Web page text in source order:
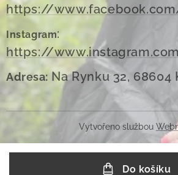
Do košíku
https://
Instagram:
https://
Adresa: Na Rynku 32, 68604
Vytvořeno službou